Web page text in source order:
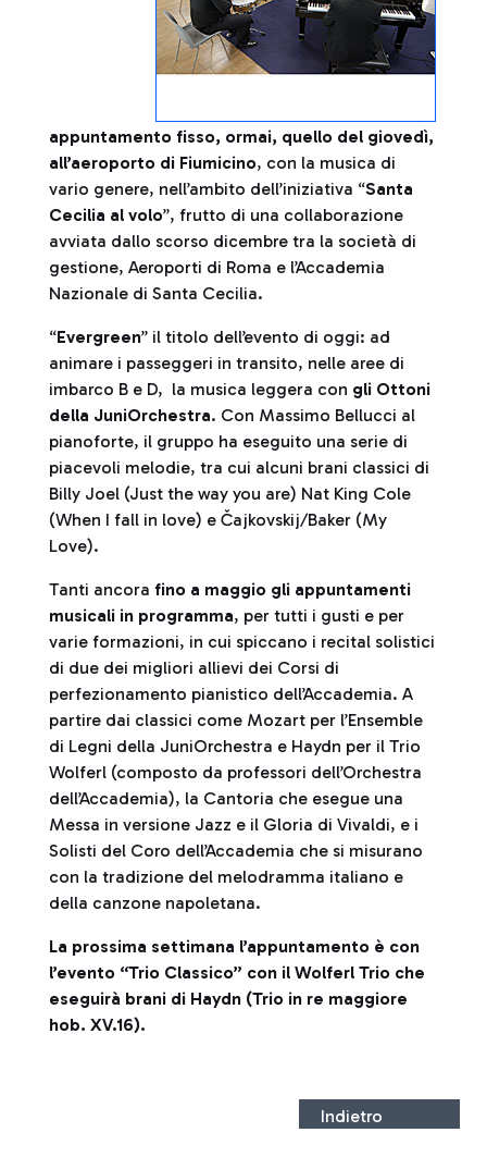
appuntamento fisso, ormai, quello del giovedì,
all’aeroporto di Fiumicino, con la musica di
vario genere, nell’ambito dell’iniziativa “Santa
Cecilia al volo”, frutto di una collaborazione
avviata dallo scorso dicembre tra la società di
gestione, Aeroporti di Roma e l’Accademia
Nazionale di Santa Cecilia.
“Evergreen” il titolo dell’evento di oggi: ad
animare i passeggeri in transito, nelle aree di
imbarco B e D, la musica leggera con gli Ottoni
della JuniOrchestra. Con Massimo Bellucci al
pianoforte, il gruppo ha eseguito una serie di
piacevoli melodie, tra cui alcuni brani classici di
Billy Joel (Just the way you are) Nat King Cole
(When I fall in love) e Čajkovskij/Baker (My
Love).
Tanti ancora fino a maggio gli appuntamenti
musicali in programma, per tutti i gusti e per
varie formazioni, in cui spiccano i recital solistici
di due dei migliori allievi dei Corsi di
perfezionamento pianistico dell’Accademia. A
partire dai classici come Mozart per l’Ensemble
di Legni della JuniOrchestra e Haydn per il Trio
Wolferl (composto da professori dell’Orchestra
dell’Accademia), la Cantoria che esegue una
Messa in versione Jazz e il Gloria di Vivaldi, e i
Solisti del Coro dell’Accademia che si misurano
con la tradizione del melodramma italiano e
della canzone napoletana.
La prossima settimana l’appuntamento è con
l’evento “Trio Classico” con il Wolferl Trio che
eseguirà brani di Haydn (Trio in re maggiore
hob. XV.16).
Indietro